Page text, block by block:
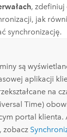
, zdefiniuj
jak
synchronizację.
są
aplikacji
na
Time)
portal klienta.
zobacz